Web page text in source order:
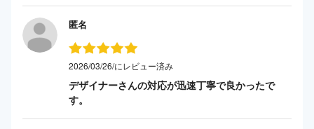
匿名
2026/03/26/にレビュー済み
デザイナーさんの対応が迅速丁寧で良かったで
す。